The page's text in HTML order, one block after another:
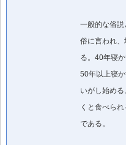
一般的な俗
俗に言われ
る。40年寝
50年以上寝
いがし始め
くと食べら
である。